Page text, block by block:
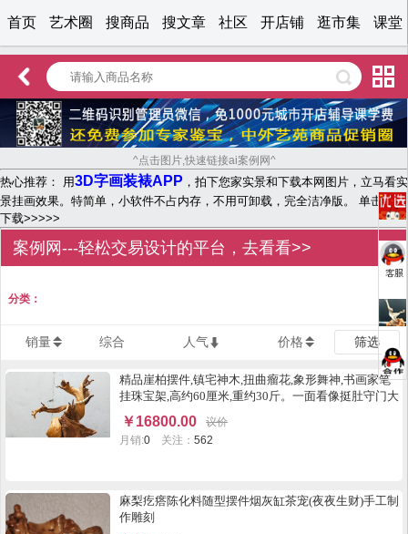
首页 艺术圈 搜商品 搜文章 社区 开店铺 逛市集 课堂
^点击图片,快速链接ai案例网^
热心推荐： 用3D字画装裱APP ，拍下您家实景和下载本网图片，立马看实
景挂画效果。特简单，小软件不占内存，不用可卸载，完全洁净版。 单击文字
下载>>>>>
案例网---轻松交易设计的平台，去看看>>
分类：
销量 综合 人气 价格 筛选
精品崖柏摆件,镇宅神木,扭曲瘤花,象形舞神,书画家笔
挂珠宝架,高约60厘米,重约30斤。一面看像挺肚守门大
将军,另一面看像迎宾的童子,威风与喜悦并存。买后不
寄垫台石。
￥16800.00
议价
月销:0 关注：562
麻梨疙瘩陈化料随型摆件烟灰缸茶宠(夜夜生财)手工制
作雕刻